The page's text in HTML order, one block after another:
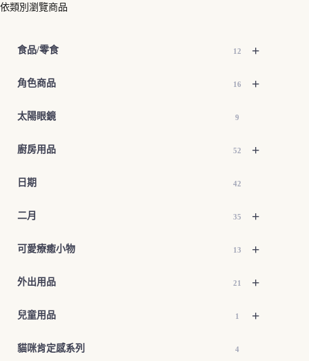
依類別瀏覽商品
+
食品/零食 12
+
角色商品 16
太陽眼鏡 9
+
廚房用品 52
日期 42
+
二月 35
+
可愛療癒小物 13
+
外出用品 21
+
兒童用品 1
貓咪肯定感系列 4